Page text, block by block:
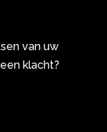
van uw
klacht?